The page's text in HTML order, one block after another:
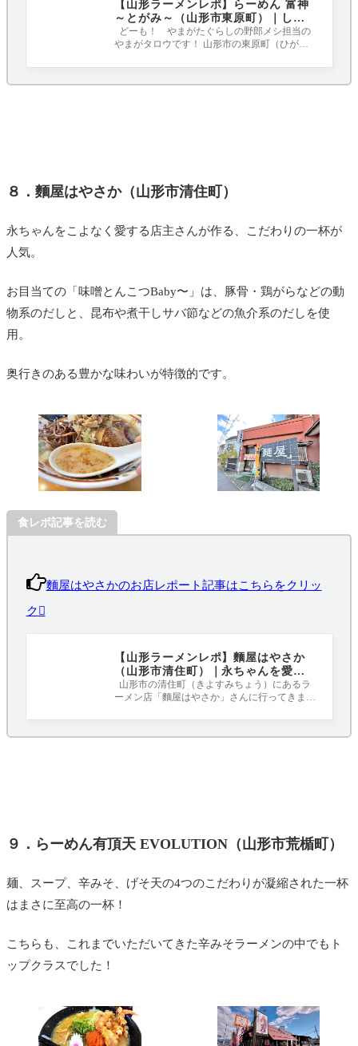
【山形ラーメンレポ】らーめん 富神
～とがみ～（山形市東原町）｜しょ
うゆらーめんが人気だけどあえて辛
味噌チャーシュー！
どーも！ やまがたぐらしの野郎メシ担当の
やまがタロウです！ 山形市の東原町（ひがし
８．麵屋はやさか（山形市清住町）
永ちゃんをこよなく愛する店主さんが作る、こだわりの一杯が
人気。
お目当ての「味噌とんこつBaby〜」は、豚骨・鶏がらなどの動
物系のだしと、昆布や煮干しサバ節などの魚介系のだしを使
用。
奥行きのある豊かな味わいが特徴的です。
食レポ記事を読む
麵屋はやさかのお店レポート記事はこちらをクリッ
ク
【山形ラーメンレポ】麵屋はやさか
（山形市清住町）｜永ちゃんを愛す
る店主が営むロックなラーメン店に
行ってきました！
山形市の清住町（きよすみちょう）にあるラ
ーメン店「麵屋はやさか」さんに行ってきまし
９．らーめん有頂天 EVOLUTION（山形市荒楯町）
麺、スープ、辛みそ、げそ天の4つのこだわりが凝縮された一杯
はまさに至高の一杯！
こちらも、これまでいただいてきた辛みそラーメンの中でもト
ップクラスでした！